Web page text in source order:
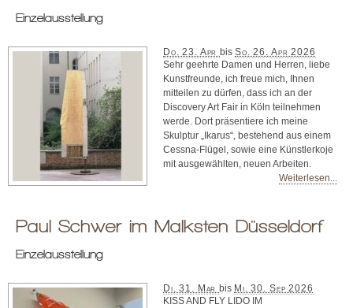
Einzelausstellung
Do. 23. AprbisSo. 26. Apr 2026
Sehr geehrte Damen und Herren, liebe
Kunstfreunde, ich freue mich, Ihnen
mitteilen zu dürfen, dass ich an der
Discovery Art Fair in Köln teilnehmen
werde. Dort präsentiere ich meine
Skulptur „Ikarus“, bestehend aus einem
Cessna-Flügel, sowie eine Künstlerkoje
mit ausgewählten, neuen Arbeiten.
Weiterlesen...
Paul Schwer im Malksten Düsseldorf
Einzelausstellung
Di. 31. Mar bis Mi. 30. Sep 2026
KISS AND FLY LIDO IM